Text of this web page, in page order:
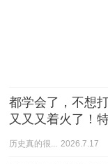
都学会了，不想
又又又着火了！
历史真的很... 2026.7.17